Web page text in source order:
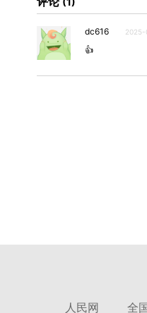
dc616 2025-
👍
人民网 全